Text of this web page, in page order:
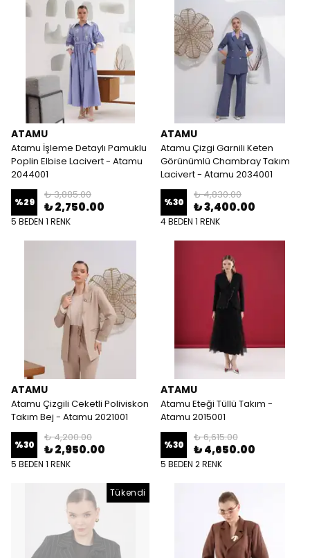
ATAMU
Atamu İşleme Detaylı Pamuklu
Poplin Elbise Lacivert - Atamu
2044001
%29
₺ 3,885.00
₺ 2,750.00
5 BEDEN 1 RENK
ATAMU
Atamu Çizgi Garnili Keten
Görünümlü Chambray Takım
Lacivert - Atamu 2034001
%30
₺ 4,830.00
₺ 3,400.00
4 BEDEN 1 RENK
ATAMU
Atamu Çizgili Ceketli Poliviskon
Takım Bej - Atamu 2021001
%30
₺ 4,200.00
₺ 2,950.00
5 BEDEN 1 RENK
ATAMU
Atamu Eteği Tüllü Takım -
Atamu 2015001
%30
₺ 6,615.00
₺ 4,650.00
5 BEDEN 2 RENK
Tükendi